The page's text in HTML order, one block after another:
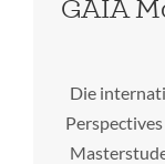
GAIA
Die